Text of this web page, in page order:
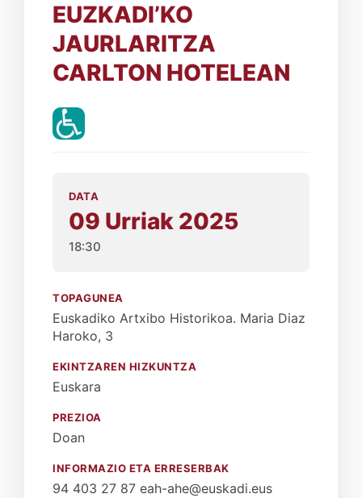
EUZKADI’KO
JAURLARITZA
CARLTON HOTELEAN
DATA
09 Urriak 2025
18:30
TOPAGUNEA
Euskadiko Artxibo Historikoa. Maria Diaz
Haroko, 3
EKINTZAREN HIZKUNTZA
Euskara
PREZIOA
Doan
INFORMAZIO ETA ERRESERBAK
94 403 27 87 eah-ahe@euskadi.eus